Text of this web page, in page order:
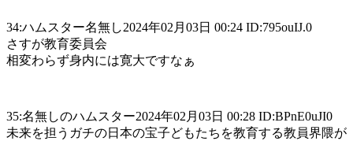
34:ハムスター名無し2024年02月03日 00:24 ID:795ouIJ.0
さすが教育委員会
相変わらず身内には寛大ですなぁ
35:名無しのハムスター2024年02月03日 00:28 ID:BPnE0uJI0
未来を担うガチの日本の宝子どもたちを教育する教員界隈が